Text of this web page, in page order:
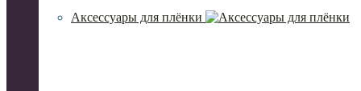
Аксессуары для плёнки